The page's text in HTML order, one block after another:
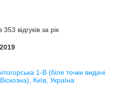
відгуків за рік
1-В (біля точки видачі
Київ, Україна